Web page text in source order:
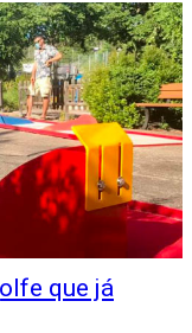
que já